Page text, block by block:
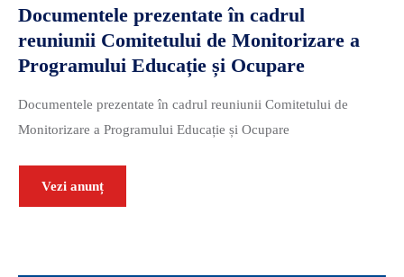
Documentele prezentate în cadrul
reuniunii Comitetului de Monitorizare a
Programului Educație și Ocupare
Documentele prezentate în cadrul reuniunii Comitetului de
Monitorizare a Programului Educație și Ocupare
Vezi anunț